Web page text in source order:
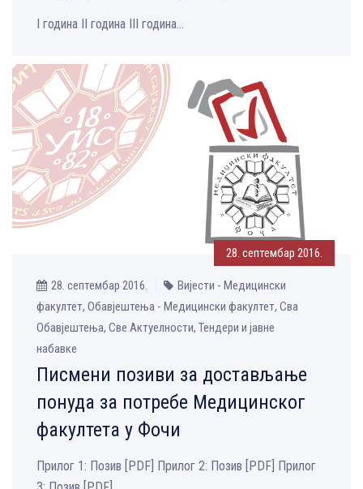
I година II година III година...
28. септембар 2016.
28. септембар 2016.
Вијести - Медицински
факултет, Обавјештења - Медицински факултет, Сва
Обавјештења, Све Aктуелности, Тендери и јавне
набавке
Писмени позиви за достављање
понуда за потребе Медицинског
факултета у Фочи
Прилог 1: Позив [PDF] Прилог 2: Позив [PDF] Прилог